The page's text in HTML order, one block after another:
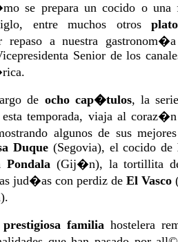
se prepara un cocido o una
entre muchos otros
a nuestra
Senior de los
de ocho cap�tulos, la
esta temporada, viaja al
algunos de sus
Duque (Segovia), el cocido de
Pondala (Gij�n), la tortillita
jud�as con perdiz de El Vasco
prestigiosa familiahostelera